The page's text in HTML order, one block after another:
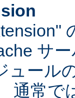
サ
ュール
通常で